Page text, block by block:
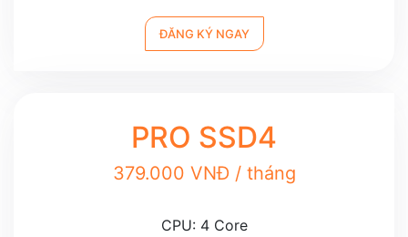
ĐĂNG KÝ NGAY
PRO SSD4
379.000 VNĐ / tháng
CPU: 4 Core